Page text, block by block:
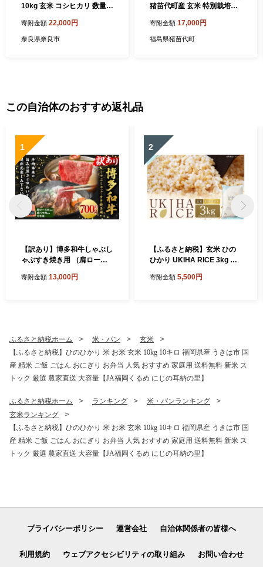
10kg 玄米 コシヒカリ 数量限
おこめ コメ 精米 国産 こしひ
かり こめ ライス ご飯 ごはん
寄附金額 22,000円
奈良県奈良市
猪苗代町産 玄米 特別栽培米
こめ 玄米 ごはん お米 こしひ
かり 5キロ 国産米 ブランド
寄附金額 17,000円
福島県猪苗代町
この自治体のおすすめ返礼品
1
【訳あり】博多和牛しゃぶし
ゃぶすき焼き用 （肩ロース
g 肉 牛肉 牛 和牛 国産牛 しゃ
寄附金額 13,000円
2
【ふるさと納税】玄米 ひの
ひかり UKIHA RICE 3kg 特
産 米 こめ ご飯 コメ ごはん
寄附金額 5,500円
ふるさと納税ホーム 米・パン
玄米
【ふるさと納税】ひのひかり 米 お米 玄米 10kg 10キロ 福岡県産 うきは市 国
産 精米 ご飯 ごはん おにぎり お弁当 人気 おすすめ 家庭用 送料無料 新米 ス
トック 厳選 農家直送 大容量【JA福岡くるめ にじの耳納の里】
ふるさと納税ホーム ランキング
米・パンランキング
玄米ランキング
【ふるさと納税】ひのひかり 米 お米 玄米 10kg 10キロ 福岡県産 うきは市 国
産 精米 ご飯 ごはん おにぎり お弁当 人気 おすすめ 家庭用 送料無料 新米 ス
トック 厳選 農家直送 大容量【JA福岡くるめ にじの耳納の里】
プライバシーポリシー 運営会社 自治体関係者の皆様へ
利用規約 ウェブアクセシビリティの取り組み お問い合わせ